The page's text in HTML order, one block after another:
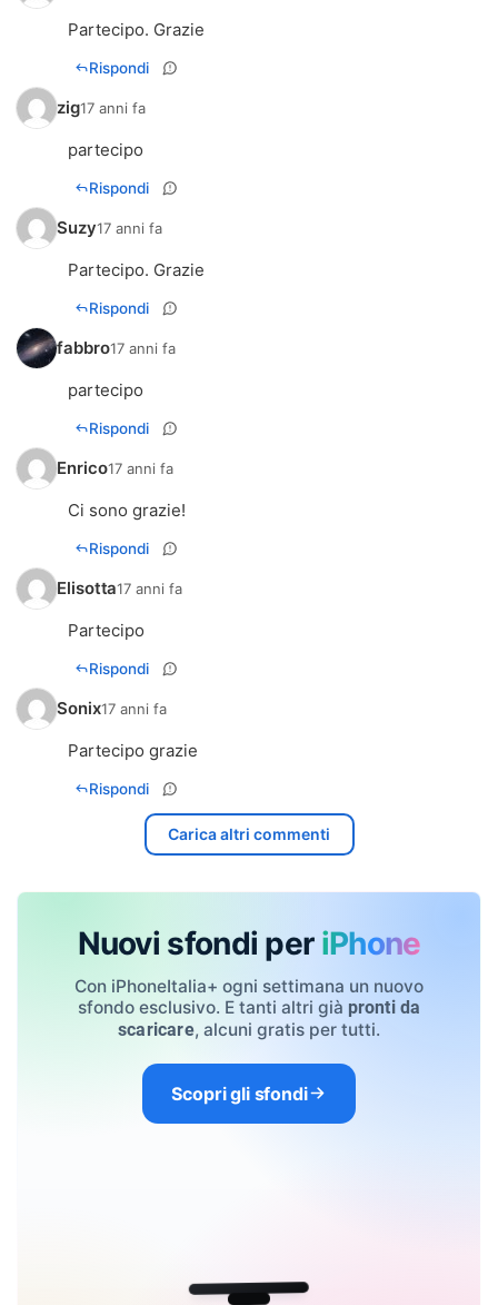
Partecipo. Grazie
Rispondi
zig17 anni fa
partecipo
Rispondi
Suzy17 anni fa
Partecipo. Grazie
Rispondi
fabbro17 anni fa
partecipo
Rispondi
Enrico17 anni fa
Ci sono grazie!
Rispondi
Elisotta17 anni fa
Partecipo
Rispondi
Sonix17 anni fa
Partecipo grazie
Rispondi
Carica altri commenti
Nuovi sfondi per iPhone
Con iPhoneItalia+ ogni settimana un nuovo
sfondo esclusivo. E tanti altri già pronti da
scaricare, alcuni gratis per tutti.
Scopri gli sfondi